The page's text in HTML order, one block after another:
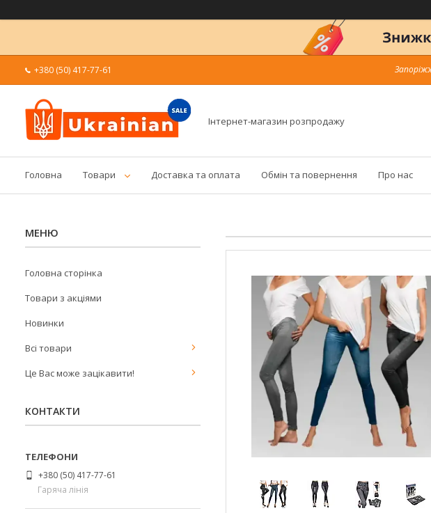
+380 (50) 417-77-61
Інтернет-магазин розпродажу
Головна Товари Доставка та оплата Обмін та повернення Про нас
Головна сторінка
Товари з акціями
Новинки
Всі товари
Це Вас може зацікавити!
КОНТАКТИ
+380 (50) 417-77-61
Гаряча лінія